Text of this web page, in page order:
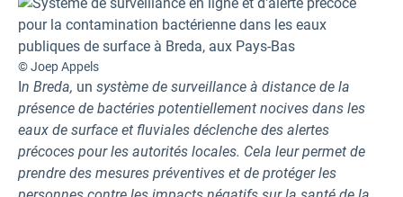
© Joep Appels
In Breda, un système de surveillance à distance de la
présence de bactéries potentiellement nocives dans les
eaux de surface et fluviales déclenche des alertes
précoces pour les autorités locales. Cela leur permet de
prendre des mesures préventives et de protéger les